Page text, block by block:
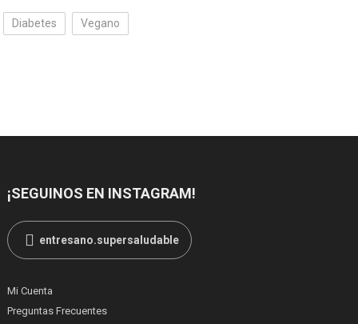
Diabetes Vegano
¡SEGUINOS EN INSTAGRAM!
entresano.supersaludable
Mi Cuenta
Preguntas Frecuentes